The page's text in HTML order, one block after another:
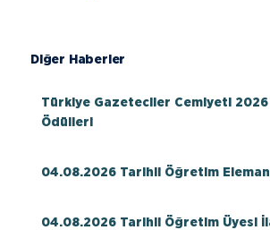
Diğer Haberler
Türkiye Gazeteciler Cemiyeti 2026
Ödülleri
04.08.2026 Tarihli Öğretim Elemanı
04.08.2026 Tarihli Öğretim Üyesi